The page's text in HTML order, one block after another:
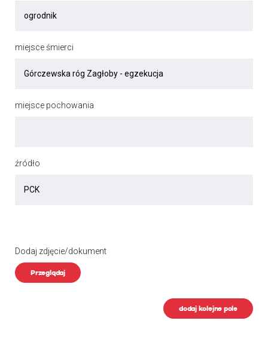
miejsce śmierci
miejsce pochowania
źródło
Dodaj zdjęcie/dokument
Przeglądaj
dodaj kolejne pole